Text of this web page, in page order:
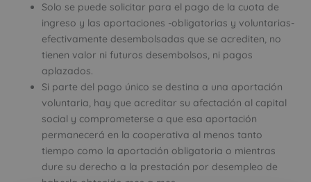
Solo se puede solicitar para el pago de la cuota de
ingreso y las aportaciones -obligatorias y voluntarias-
efectivamente desembolsadas que se acrediten, no
tienen valor ni futuros desembolsos, ni pagos
aplazados.
Si parte del pago único se destina a una aportación
voluntaria, hay que acreditar su afectación al capital
social y comprometerse a que esa aportación
permanecerá en la cooperativa al menos tanto
tiempo como la aportación obligatoria o mientras
dure su derecho a la prestación por desempleo de